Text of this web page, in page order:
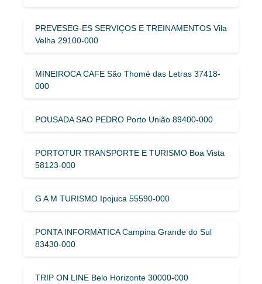
PREVESEG-ES SERVIÇOS E TREINAMENTOS Vila
Velha 29100-000
MINEIROCA CAFE São Thomé das Letras 37418-
000
POUSADA SAO PEDRO Porto União 89400-000
PORTOTUR TRANSPORTE E TURISMO Boa Vista
58123-000
G A M TURISMO Ipojuca 55590-000
PONTA INFORMATICA Campina Grande do Sul
83430-000
TRIP ON LINE Belo Horizonte 30000-000